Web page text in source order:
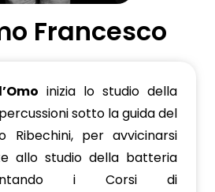
Francesco
inizia lo studio della
sotto la guida del
Ribechini, per avvicinarsi
allo studio della batteria
i Corsi di